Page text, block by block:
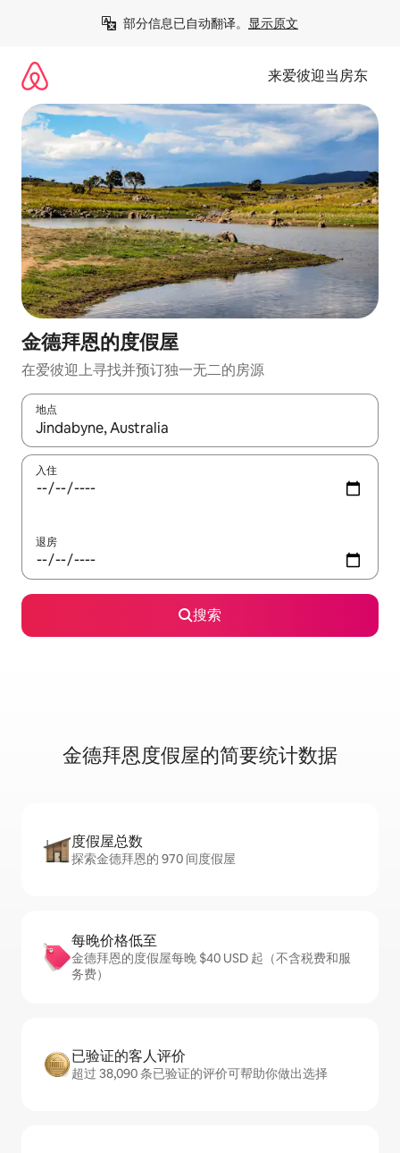
部分信息已自动翻译。 显示原文
来爱彼迎当房东
金德拜恩的度假屋
在爱彼迎上寻找并预订独一无二的房源
地点
如有搜索结果，请使用上下方向键查看，或通过点击或滑动手势
入住
退房
搜索
金德拜恩度假屋的简要统计数据
度假屋总数
探索金德拜恩的 970 间度假屋
每晚价格低至
金德拜恩的度假屋每晚 $40 USD 起（不含税费和服
务费）
已验证的客人评价
超过 38,090 条已验证的评价可帮助你做出选择